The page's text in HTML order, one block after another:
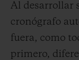
Al desarrollar
cronógrafo
fuera, como
primero,